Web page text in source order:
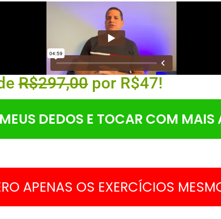
R$297,00 por R$47!
DEDOS E TOCAR COM MAIS
APENAS OS EXERCÍCIOS